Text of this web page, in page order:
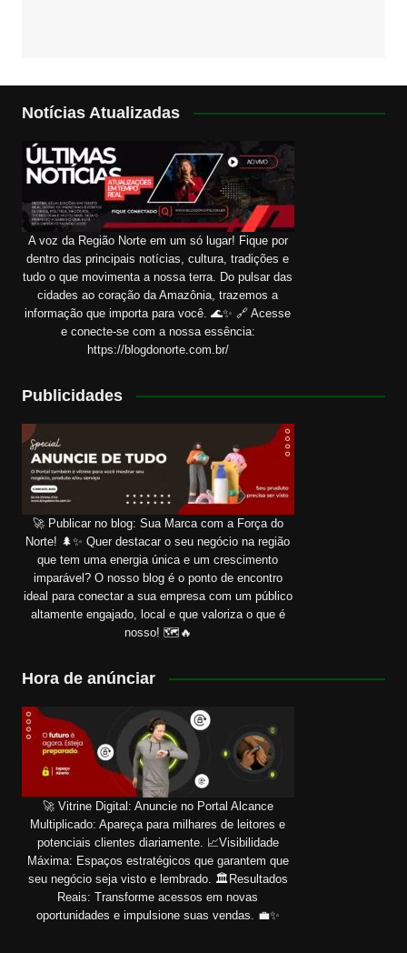
Notícias Atualizadas
A voz da Região Norte em um só lugar! Fique por
dentro das principais notícias, cultura, tradições e
tudo o que movimenta a nossa terra. Do pulsar das
cidades ao coração da Amazônia, trazemos a
informação que importa para você. 🌊✨ 🔗 Acesse
e conecte-se com a nossa essência:
https://blogdonorte.com.br/
Publicidades
🚀 Publicar no blog: Sua Marca com a Força do
Norte! 🌲✨ Quer destacar o seu negócio na região
que tem uma energia única e um crescimento
imparável? O nosso blog é o ponto de encontro
ideal para conectar a sua empresa com um público
altamente engajado, local e que valoriza o que é
nosso! 🗺️🔥
Hora de anúnciar
🚀 Vitrine Digital: Anuncie no Portal Alcance
Multiplicado: Apareça para milhares de leitores e
potenciais clientes diariamente. 📈Visibilidade
Máxima: Espaços estratégicos que garantem que
seu negócio seja visto e lembrado. 🏛️Resultados
Reais: Transforme acessos em novas
oportunidades e impulsione suas vendas. 💼✨